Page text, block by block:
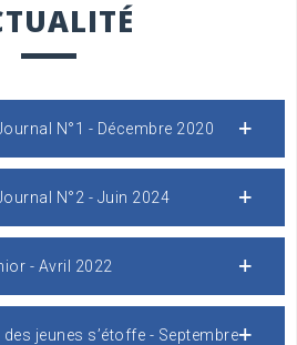
N°1 - Décembre 2020
N°2 - Juin 2024
- Avril 2022
des jeunes s’étoffe - Septembre